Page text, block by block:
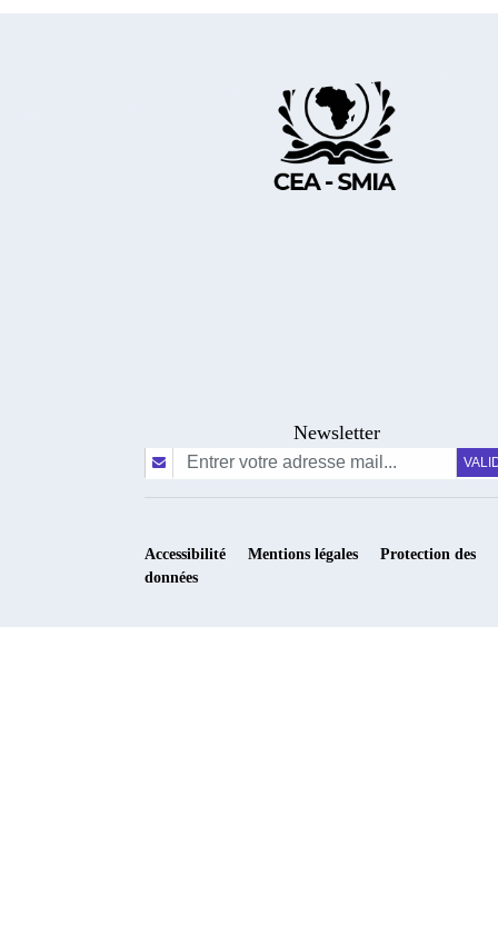
Newsletter
Accessibilité Mentions légales
Protection des
données